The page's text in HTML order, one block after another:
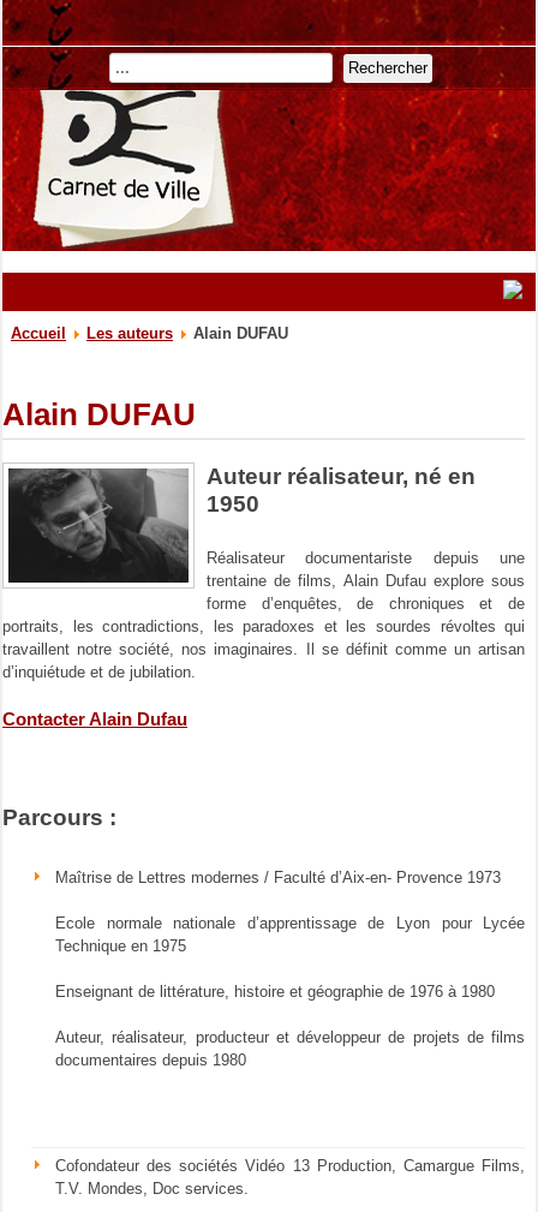
Rechercher
Accueil Les auteurs Alain DUFAU
Alain DUFAU
Auteur réalisateur, né en
1950
Réalisateur documentariste depuis une
trentaine de films, Alain Dufau explore sous
forme d’enquêtes, de chroniques et de
portraits, les contradictions, les paradoxes et les sourdes révoltes qui
travaillent notre société, nos imaginaires. Il se définit comme un artisan
d’inquiétude et de jubilation.
Contacter Alain Dufau
Parcours :
Maîtrise de Lettres modernes / Faculté d’Aix-en- Provence 1973
Ecole normale nationale d’apprentissage de Lyon pour Lycée
Technique en 1975
Enseignant de littérature, histoire et géographie de 1976 à 1980
Auteur, réalisateur, producteur et développeur de projets de films
documentaires depuis 1980
Cofondateur des sociétés Vidéo 13 Production, Camargue Films,
T.V. Mondes, Doc services.